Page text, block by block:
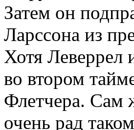
Затем он
Ларссона из
Хотя Леверрел
во втором
Флетчера. Сам
очень рад